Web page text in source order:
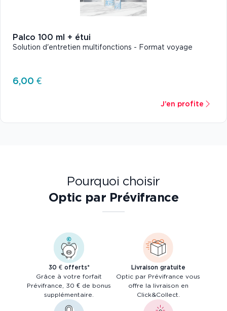
Palco 100 ml + étui
Solution d'entretien multifonctions - Format voyage
6,00 €
J’en profite
Pourquoi choisir
Optic par Prévifrance
30 € offerts*
Grâce à votre forfait
Prévifrance, 30 € de bonus
supplémentaire.
Livraison gratuite
Optic par Prévifrance vous
offre la livraison en
Click&Collect.